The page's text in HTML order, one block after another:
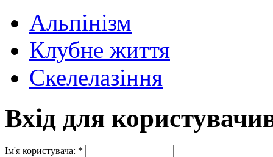
Альпінізм
Клубне життя
Скелелазіння
Вхід для
Ім'я користувача: *